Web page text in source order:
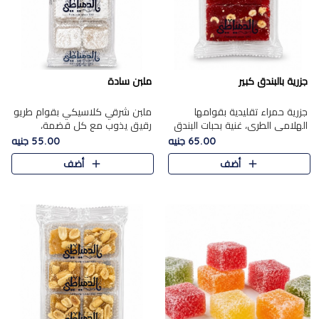
جزرية بالبندق كبير
جزرية حمراء تقليدية بقوامها
الهلامي الطري، غنية بحبات البندق
الفاخرة التي تضيف قرمشة راقية
إلى قوامها الناعم، لتقدم مزيجًا
متوازنًا من النكه..
65.00 جنيه
أضف
ملبن سادة
ملبن شرقي كلاسيكي بقوام طريو
رقيق يذوب مع كل قضمة،
مغطى بطبقة ناعمة من السكر
البودرة ليقدم المذاق الأصيل الذي
ارتبط بحلويات المولد التقليدي..
55.00 جنيه
أضف